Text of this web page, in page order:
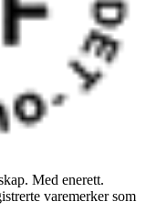
Med enerett.
varemerker som